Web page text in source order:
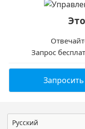
Запрос
Русский